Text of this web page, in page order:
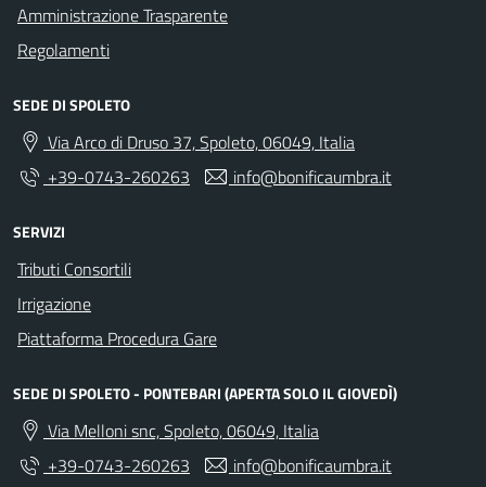
Amministrazione Trasparente
Regolamenti
SEDE DI SPOLETO
Via Arco di Druso 37, Spoleto, 06049, Italia
+39-0743-260263
info@bonificaumbra.it
SERVIZI
Tributi Consortili
Irrigazione
Piattaforma Procedura Gare
SEDE DI SPOLETO - PONTEBARI (APERTA SOLO IL GIOVEDÌ)
Via Melloni snc, Spoleto, 06049, Italia
+39-0743-260263
info@bonificaumbra.it